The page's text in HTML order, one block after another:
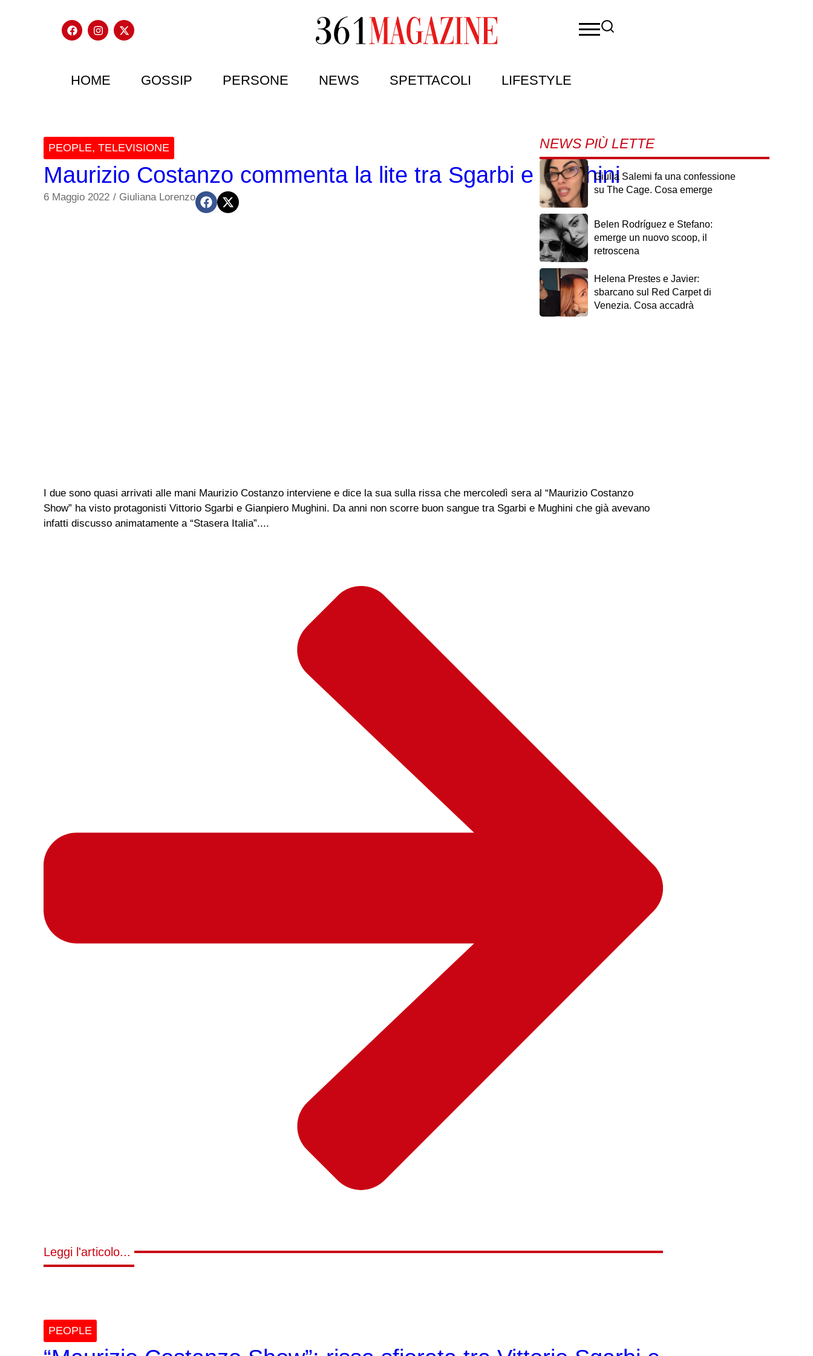
HOME GOSSIP PERSONE NEWS SPETTACOLI LIFESTYLE
PEOPLE, TELEVISIONE
Maurizio Costanzo commenta la lite tra Sgarbi e Mughini
6 Maggio 2022 / Giuliana Lorenzo
I due sono quasi arrivati alle mani Maurizio Costanzo interviene e dice la sua sulla rissa che mercoledì sera al “Maurizio Costanzo
Show” ha visto protagonisti Vittorio Sgarbi e Gianpiero Mughini. Da anni non scorre buon sangue tra Sgarbi e Mughini che già avevano
infatti discusso animatamente a “Stasera Italia”....
Leggi l'articolo...
PEOPLE
NEWS PIÙ LETTE
Giulia Salemi fa una confessione
su The Cage. Cosa emerge
Belen Rodríguez e Stefano:
emerge un nuovo scoop, il
retroscena
Helena Prestes e Javier:
sbarcano sul Red Carpet di
Venezia. Cosa accadrà